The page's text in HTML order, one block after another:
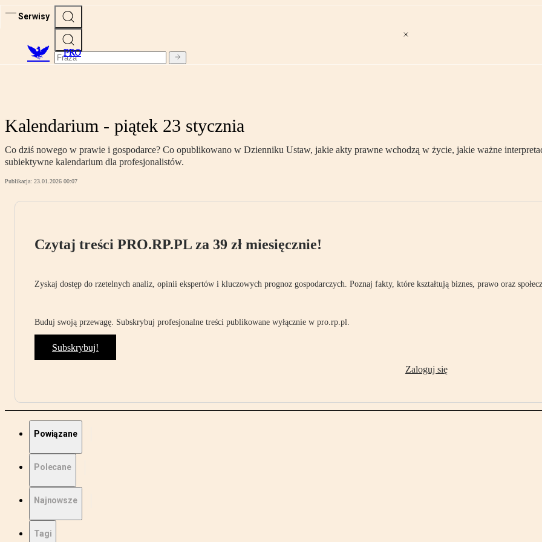
Serwisy
PRO
Kalendarium - piątek 23 stycznia
Co dziś nowego w prawie i gospodarce? Co opublikowano w Dzienniku Ustaw, jakie akty prawne wchodzą w życie, jakie ważne
subiektywne kalendarium dla profesjonalistów.
Publikacja: 23.01.2026 00:07
Czytaj treści PRO.RP.PL za 39 zł miesięcznie!
Zyskaj dostęp do rzetelnych analiz, opinii ekspertów i kluczowych prognoz gospodarczych. Poznaj fakty, które kształtują biznes, prawo oraz
Buduj swoją przewagę. Subskrybuj profesjonalne treści publikowane wyłącznie w pro.rp.pl.
Subskrybuj!
Zaloguj się
Powiązane
Polecane
Najnowsze
Tagi